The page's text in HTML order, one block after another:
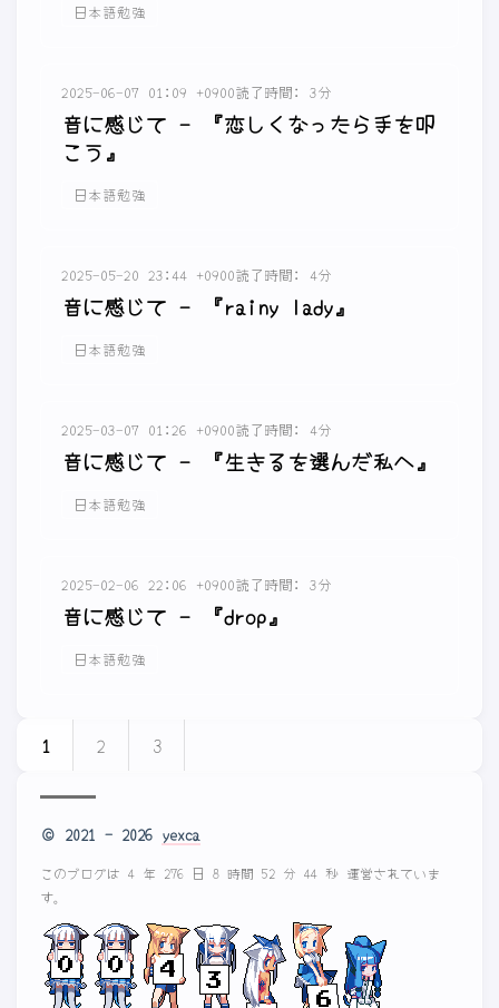
日本語勉強
2025-06-07 01:09 +0900読了時間: 3分
音に感じて - 『恋しくなったら手を叩
こう』
日本語勉強
2025-05-20 23:44 +0900読了時間: 4分
音に感じて - 『rainy lady』
日本語勉強
2025-03-07 01:26 +0900読了時間: 4分
音に感じて - 『生きるを選んだ私へ』
日本語勉強
2025-02-06 22:06 +0900読了時間: 3分
音に感じて - 『drop』
日本語勉強
1 2 3
© 2021 - 2026 yexca
このブログは 4 年 276 日 8 時間 52 分 44 秒 運営されていま
す。